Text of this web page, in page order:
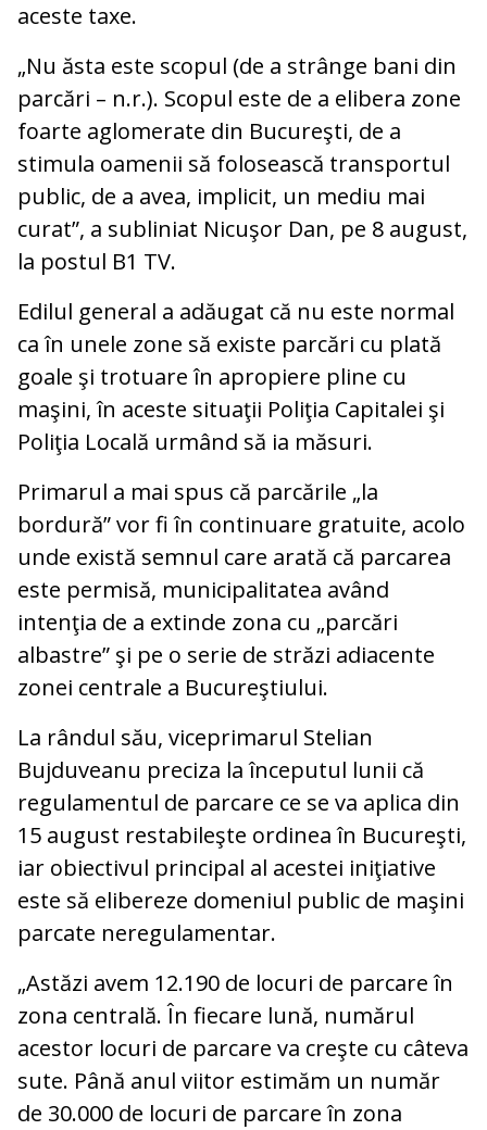
aceste taxe.
„Nu ăsta este scopul (de a strânge bani din
parcări – n.r.). Scopul este de a elibera zone
foarte aglomerate din Bucureşti, de a
stimula oamenii să folosească transportul
public, de a avea, implicit, un mediu mai
curat”, a subliniat Nicuşor Dan, pe 8 august,
la postul B1 TV.
Edilul general a adăugat că nu este normal
ca în unele zone să existe parcări cu plată
goale şi trotuare în apropiere pline cu
maşini, în aceste situaţii Poliţia Capitalei şi
Poliţia Locală urmând să ia măsuri.
Primarul a mai spus că parcările „la
bordură” vor fi în continuare gratuite, acolo
unde există semnul care arată că parcarea
este permisă, municipalitatea având
intenţia de a extinde zona cu „parcări
albastre” şi pe o serie de străzi adiacente
zonei centrale a Bucureştiului.
La rândul său, viceprimarul Stelian
Bujduveanu preciza la începutul lunii că
regulamentul de parcare ce se va aplica din
15 august restabileşte ordinea în Bucureşti,
iar obiectivul principal al acestei iniţiative
este să elibereze domeniul public de maşini
parcate neregulamentar.
„Astăzi avem 12.190 de locuri de parcare în
zona centrală. În fiecare lună, numărul
acestor locuri de parcare va creşte cu câteva
sute. Până anul viitor estimăm un număr
de 30.000 de locuri de parcare în zona